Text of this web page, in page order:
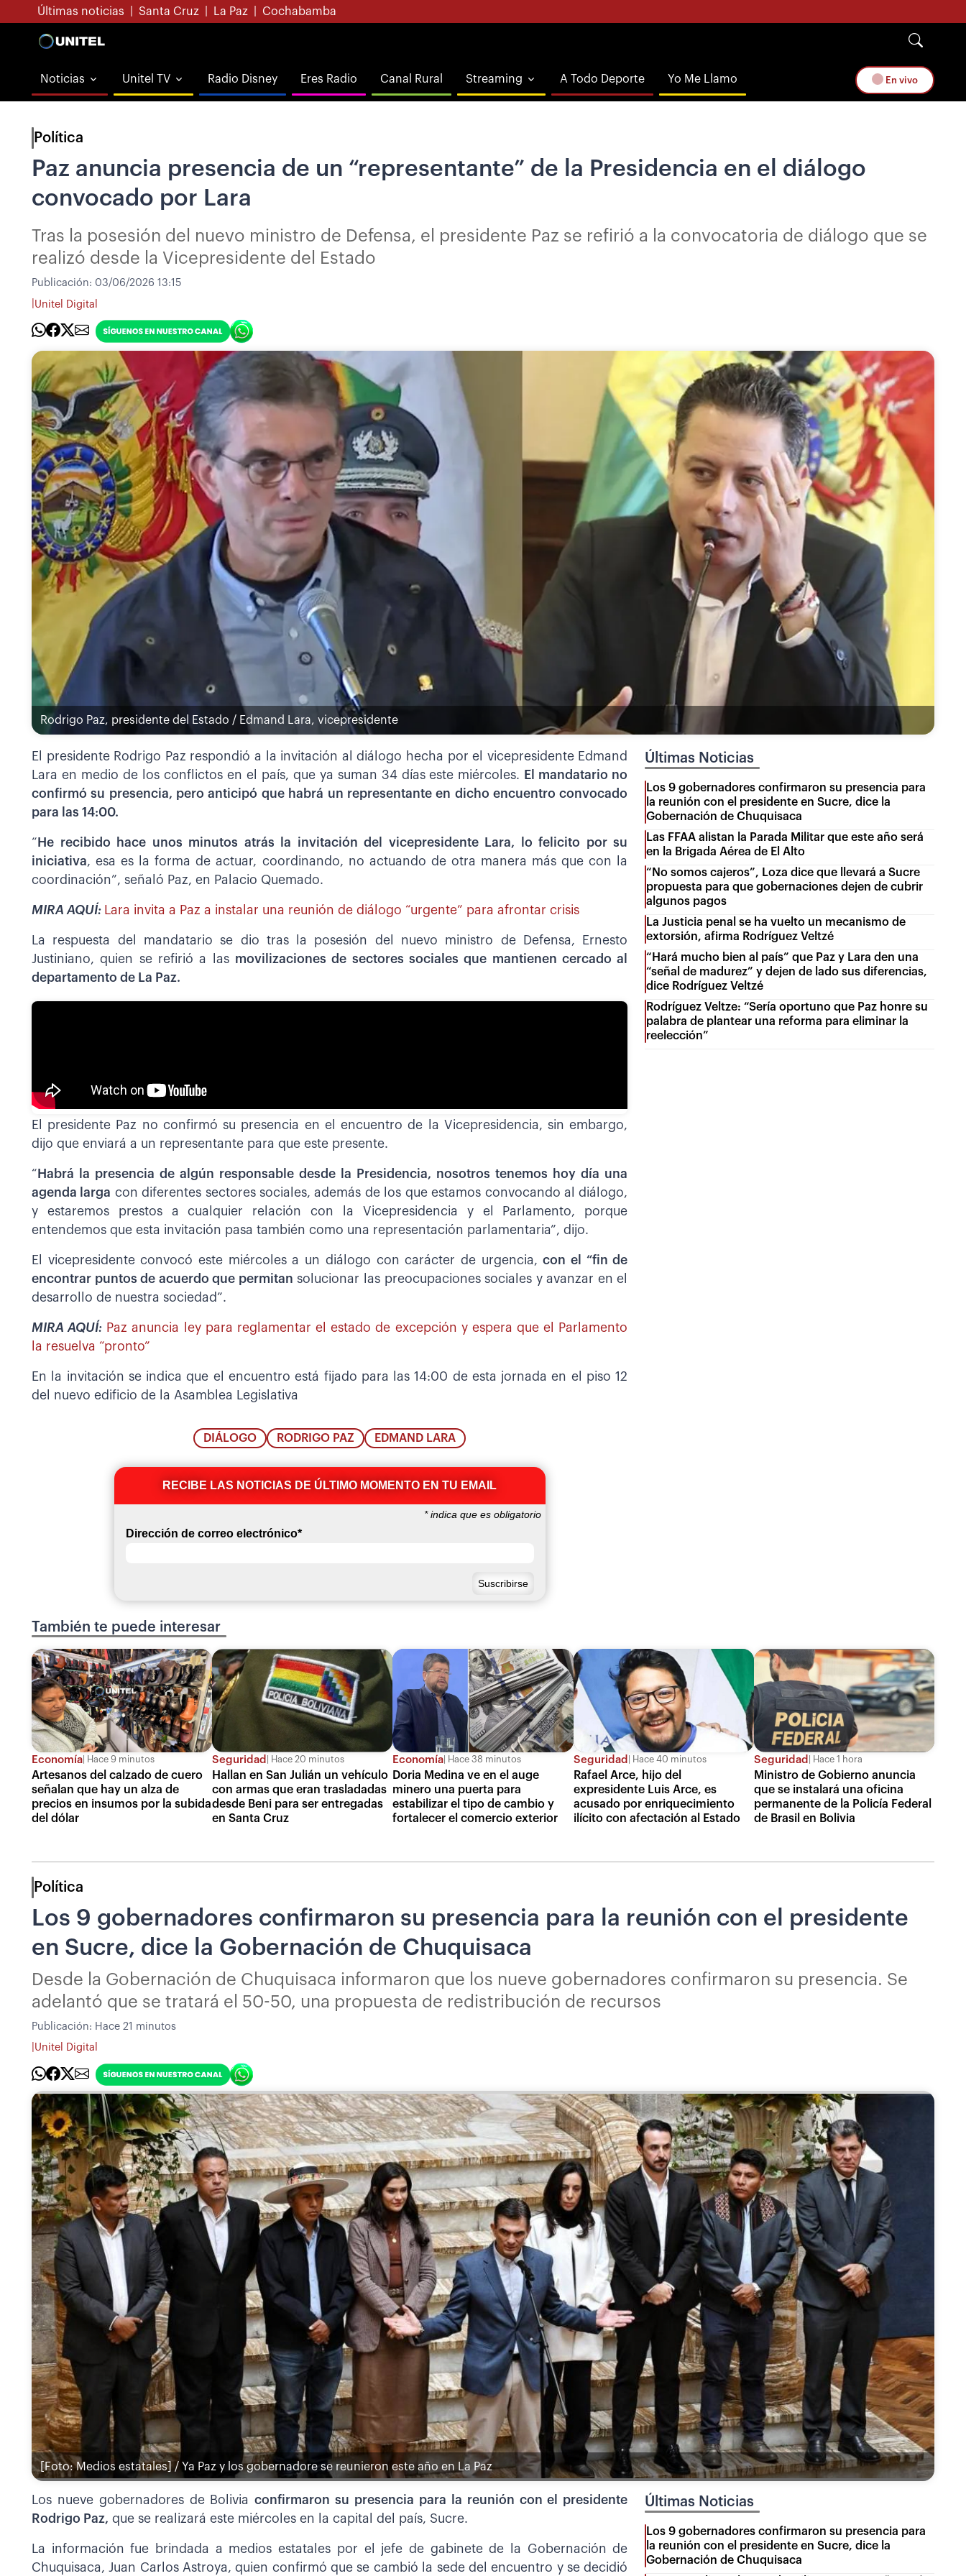
Últimas noticias Santa Cruz La Paz Cochabamba
Noticias Unitel TV Radio Disney Eres Radio Canal Rural Streaming A Todo Deporte Yo Me Llamo En vivo
Política
Paz anuncia presencia de un “representante” de la Presidencia en el diálogo
convocado por Lara
Tras la posesión del nuevo ministro de Defensa, el presidente Paz se refirió a la convocatoria de diálogo que se
realizó desde la Vicepresidente del Estado
Publicación: 03/06/2026 13:15
Unitel Digital
Rodrigo Paz, presidente del Estado / Edmand Lara, vicepresidente
El presidente Rodrigo Paz respondió a la invitación al diálogo hecha por el vicepresidente Edmand
Lara en medio de los conflictos en el país, que ya suman 34 días este miércoles. El mandatario no
confirmó su presencia, pero anticipó que habrá un representante en dicho encuentro convocado
para las 14:00.
“ He recibido hace unos minutos atrás la invitación del vicepresidente Lara, lo felicito por su
iniciativa, esa es la forma de actuar, coordinando, no actuando de otra manera más que con la
coordinación”, señaló Paz, en Palacio Quemado.
MIRA AQUÍ: Lara invita a Paz a instalar una reunión de diálogo “urgente” para afrontar crisis
La respuesta del mandatario se dio tras la posesión del nuevo ministro de Defensa, Ernesto
Justiniano, quien se refirió a las movilizaciones de sectores sociales que mantienen cercado al
departamento de La Paz.
El presidente Paz no confirmó su presencia en el encuentro de la Vicepresidencia, sin embargo,
dijo que enviará a un representante para que este presente.
“ Habrá la presencia de algún responsable desde la Presidencia, nosotros tenemos hoy día una
agenda larga con diferentes sectores sociales, además de los que estamos convocando al diálogo,
y estaremos prestos a cualquier relación con la Vicepresidencia y el Parlamento, porque
entendemos que esta invitación pasa también como una representación parlamentaria”, dijo.
El vicepresidente convocó este miércoles a un diálogo con carácter de urgencia,con el “fin de
encontrar puntos de acuerdo que permitan solucionar las preocupaciones sociales y avanzar en el
desarrollo de nuestra sociedad”.
MIRA AQUÍ: Paz anuncia ley para reglamentar el estado de excepción y espera que el Parlamento
la resuelva “pronto”
En la invitación se indica que el encuentro está fijado para las 14:00 de esta jornada en el piso 12
del nuevo edificio de la Asamblea Legislativa
DIÁLOGO RODRIGO PAZ EDMAND LARA
RECIBE LAS NOTICIAS DE ÚLTIMO MOMENTO EN TU EMAIL
*indica que es obligatorio
Dirección de correo electrónico*
Últimas Noticias
Los 9 gobernadores confirmaron su presencia para
la reunión con el presidente en Sucre, dice la
Gobernación de Chuquisaca
Las FFAA alistan la Parada Militar que este año será
en la Brigada Aérea de El Alto
“No somos cajeros”, Loza dice que llevará a Sucre
propuesta para que gobernaciones dejen de cubrir
algunos pagos
La Justicia penal se ha vuelto un mecanismo de
extorsión, afirma Rodríguez Veltzé
“Hará mucho bien al país” que Paz y Lara den una
“señal de madurez” y dejen de lado sus diferencias,
dice Rodríguez Veltzé
Rodríguez Veltze: “Sería oportuno que Paz honre su
palabra de plantear una reforma para eliminar la
reelección”
También te puede interesar
Economía Hace 9 minutos
Artesanos del calzado de cuero
señalan que hay un alza de
precios en insumos por la subida
del dólar
Seguridad Hace 20 minutos
Hallan en San Julián un vehículo
con armas que eran trasladadas
desde Beni para ser entregadas
en Santa Cruz
Economía Hace 38 minutos
Doria Medina ve en el auge
minero una puerta para
estabilizar el tipo de cambio y
fortalecer el comercio exterior
Seguridad Hace 40 minutos
Rafael Arce, hijo del
expresidente Luis Arce, es
acusado por enriquecimiento
ilícito con afectación al Estado
Seguridad Hace 1 hora
Ministro de Gobierno anuncia
que se instalará una oficina
permanente de la Policía Federal
de Brasil en Bolivia
Política
Los 9 gobernadores confirmaron su presencia para la reunión con el presidente
en Sucre, dice la Gobernación de Chuquisaca
Desde la Gobernación de Chuquisaca informaron que los nueve gobernadores confirmaron su presencia. Se
adelantó que se tratará el 50-50, una propuesta de redistribución de recursos
Publicación: Hace 21 minutos
Unitel Digital
[Foto: Medios estatales] / Ya Paz y los gobernadore se reunieron este año en La Paz
Los nueve gobernadores de Boliviaconfirmaron su presencia para la reunión con el presidente
Rodrigo Paz, que se realizará este miércoles en la capital del país, Sucre.
La información fue brindada a medios estatales por el jefe de gabinete de la Gobernación de
Chuquisaca, Juan Carlos Astroya, quien confirmó que se cambió la sede del encuentro y se decidió
Últimas Noticias
Los 9 gobernadores confirmaron su presencia para
la reunión con el presidente en Sucre, dice la
Gobernación de Chuquisaca